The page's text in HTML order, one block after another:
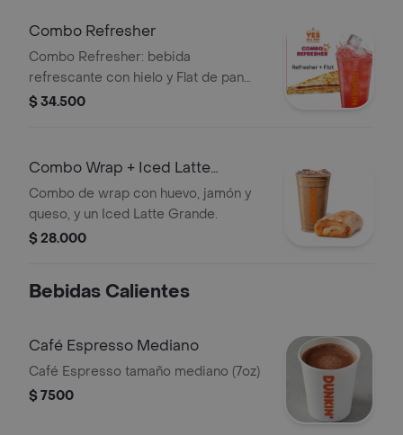
Combo Refresher
Combo Refresher: bebida
refrescante con hielo y Flat de pan
tostado con queso y carnes frías.
$ 34.500
Combo Wrap + Iced Latte
Grande
Combo de wrap con huevo, jamón y
queso, y un Iced Latte Grande.
$ 28.000
Bebidas Calientes
Café Espresso Mediano
Café Espresso tamaño mediano (7oz)
$ 7500